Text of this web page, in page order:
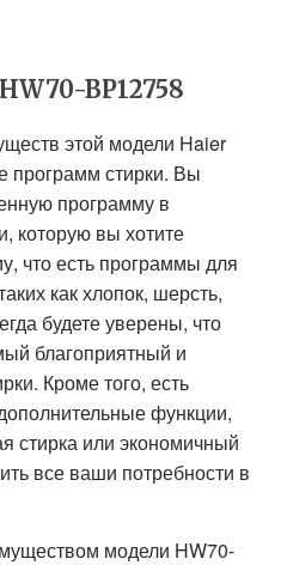
BP12758
этой модели Haier
программ стирки. Вы
программу в
которую вы хотите
что есть программы для
как хлопок, шерсть,
будете уверены, что
благоприятный и
Кроме того, есть
функции,
стирка или экономичный
все ваши потребности в
модели HW70-